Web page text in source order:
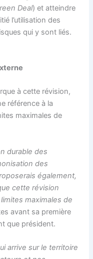
Deal) et atteindre
l’utilisation des
qui y sont liés.
à cette révision,
référence à la
maximales de
durable des
des
également,
cette révision
maximales de
avant sa première
que président.
arrive sur le territoire